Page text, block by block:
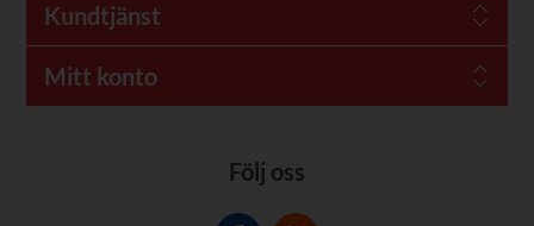
Kundtjänst
Mitt konto
Följ oss